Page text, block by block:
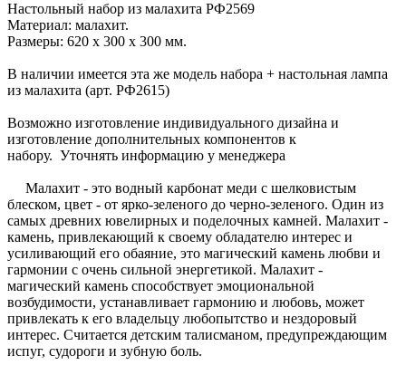
Настольный набор из малахита РФ2569
Материал: малахит.
Размеры: 620 x 300 x 300 мм.
В наличии имеется эта же модель набора + настольная лампа
из малахита (арт. РФ2615)
Возможно изготовление индивидуального дизайна и
изготовление дополнительных компонентов к
набору. Уточнять информацию у менеджера
Малахит - это водный карбонат меди с шелковистым
блеском, цвет - от ярко-зеленого до черно-зеленого. Один из
самых древних ювелирных и поделочных камней. Малахит -
камень, привлекающий к своему обладателю интерес и
усиливающий его обаяние, это магический камень любви и
гармонии с очень сильной энергетикой. Малахит -
магический камень способствует эмоциональной
возбудимости, устанавливает гармонию и любовь, может
привлекать к его владельцу любопытство и нездоровый
интерес. Считается детским талисманом, предупреждающим
испуг, судороги и зубную боль.